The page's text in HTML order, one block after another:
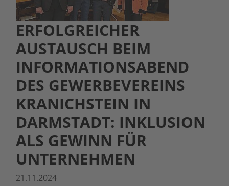
ERFOLGREICHER
AUSTAUSCH BEIM
INFORMATIONSABEND
DES GEWERBEVEREINS
KRANICHSTEIN IN
DARMSTADT: INKLUSION
ALS GEWINN FÜR
UNTERNEHMEN
21.11.2024